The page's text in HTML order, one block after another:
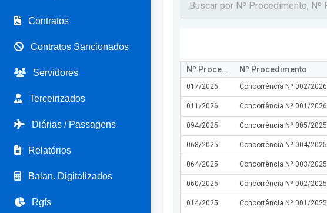
Contratos
Contratos Sancionados
Servidores
Terceirizados
Diárias / Passagens
Relatórios
Balan. Digitalizados
Rgfs
Nº Processo Nº Procedimento
017/2026 Concorrência Nº 002/2026
011/2026 Concorrência Nº 001/2026
094/2025 Concorrência Nº 005/2025
068/2025 Concorrência Nº 004/2025
064/2025 Concorrência Nº 003/2025
060/2025 Concorrência Nº 002/2025
014/2025 Concorrência Nº 001/2025